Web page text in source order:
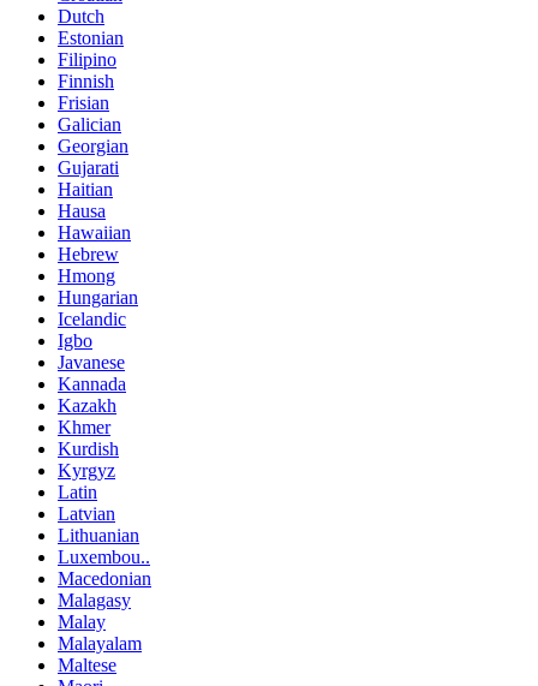
Dutch
Estonian
Filipino
Finnish
Frisian
Galician
Georgian
Gujarati
Haitian
Hausa
Hawaiian
Hebrew
Hmong
Hungarian
Icelandic
Igbo
Javanese
Kannada
Kazakh
Khmer
Kurdish
Kyrgyz
Latin
Latvian
Lithuanian
Luxembou..
Macedonian
Malagasy
Malay
Malayalam
Maltese